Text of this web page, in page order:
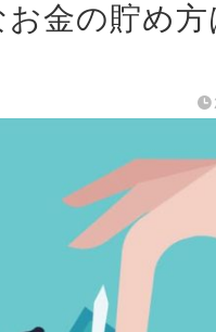
お金の貯め